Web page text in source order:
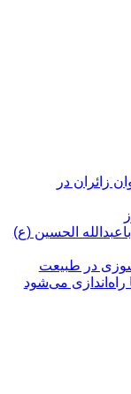
زائران در
الحسین (ع)
در طبیعت
راه‌اندازی می‌شود